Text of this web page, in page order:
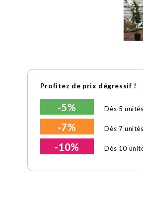
Profitez de prix dégressif !
-5% Dès 5 unités
-7% Dès 7 unités
-10% Dès 10